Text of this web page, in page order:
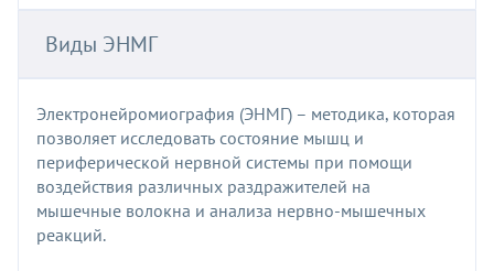
Виды ЭНМГ
Электронейромиография (ЭНМГ) – методика, которая
позволяет исследовать состояние мышц и
периферической нервной системы при помощи
воздействия различных раздражителей на
мышечные волокна и анализа нервно-мышечных
реакций.